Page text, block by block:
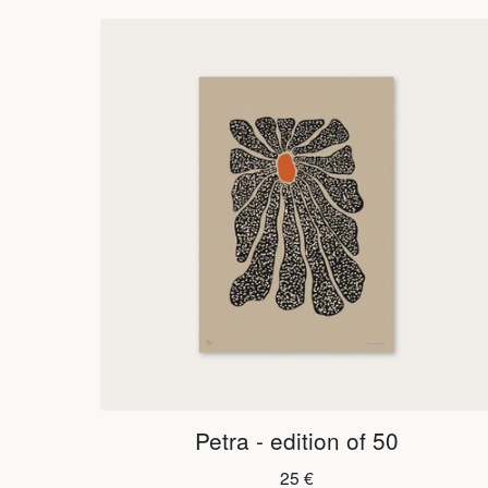
Petra - edition of 50
25 €